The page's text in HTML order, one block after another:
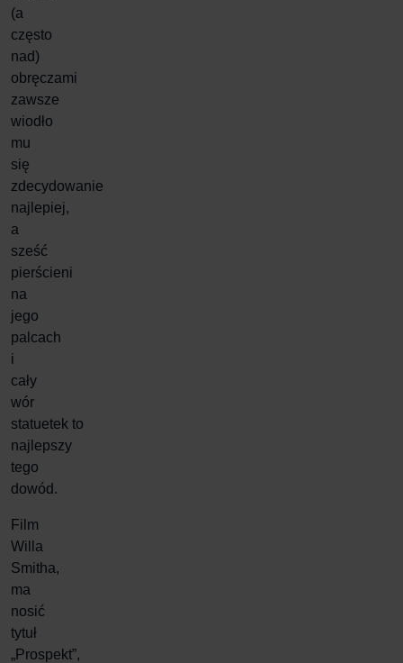
(a
często
nad)
obręczami
zawsze
wiodło
mu
się
zdecydowanie
najlepiej,
a
sześć
pierścieni
na
jego
palcach
i
cały
wór
statuetek to
najlepszy
tego
dowód.
Film
Willa
Smitha,
ma
nosić
tytuł
„Prospekt”,